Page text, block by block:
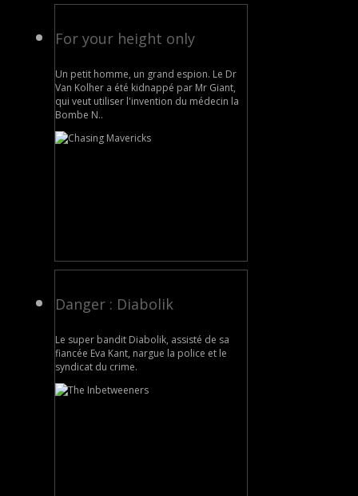
For your height only
Un petit homme, un grand espion. Le Dr
Van Kolher a été kidnappé par Mr Giant,
qui veut utiliser l'invention du médecin la
Bombe N..
Danger : Diabolik
Le super bandit Diabolik, assisté de sa
fiancée Eva Kant, nargue la police et le
syndicat du crime.